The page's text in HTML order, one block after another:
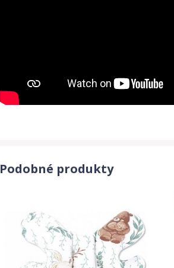
Podobné produkty